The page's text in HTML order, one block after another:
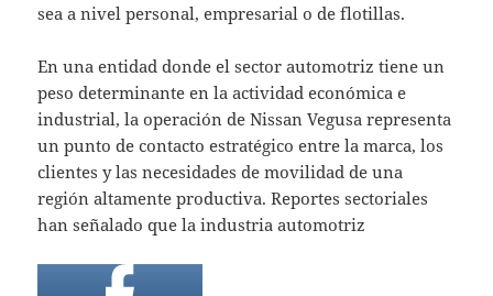
sea a nivel personal, empresarial o de flotillas.
En una entidad donde el sector automotriz tiene un
peso determinante en la actividad económica e
industrial, la operación de Nissan Vegusa representa
un punto de contacto estratégico entre la marca, los
clientes y las necesidades de movilidad de una
región altamente productiva. Reportes sectoriales
han señalado que la industria automotriz